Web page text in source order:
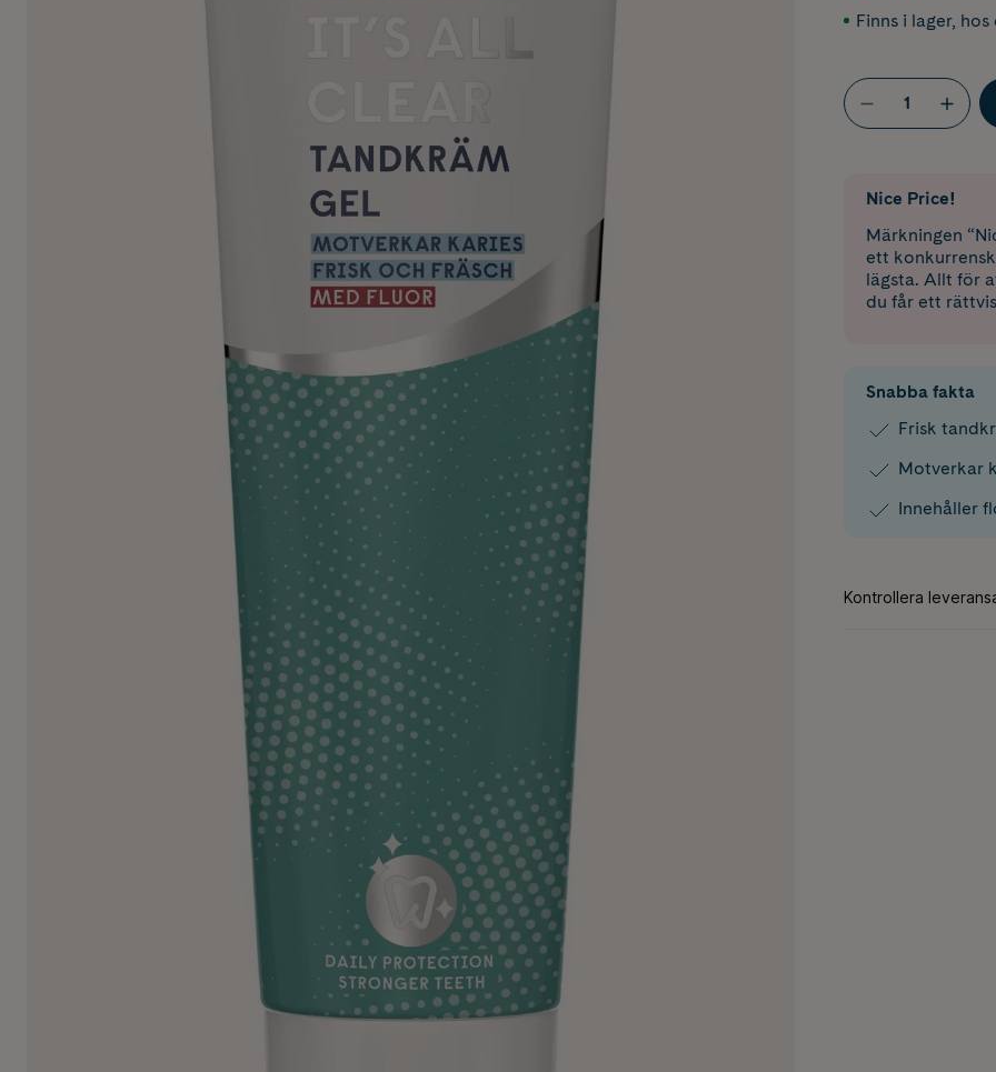
Finns i lager, hos
Nice Price!
Märkningen
ett
lägsta. Allt för
du får ett
Snabba fakta
Frisk
Motverkar
Innehåller